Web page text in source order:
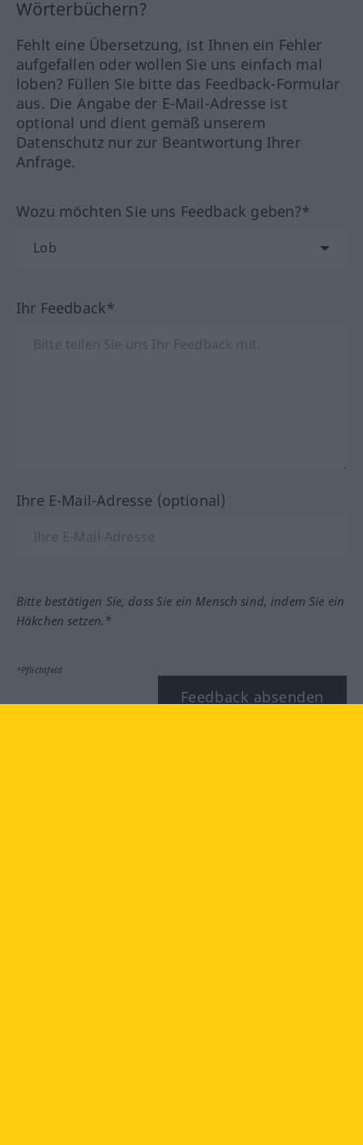
Wörterbüchern?
Fehlt eine Übersetzung, ist Ihnen ein Fehler
aufgefallen oder wollen Sie uns einfach mal
loben? Füllen Sie bitte das Feedback-Formular
aus. Die Angabe der E-Mail-Adresse ist
optional und dient gemäß unserem
Datenschutz nur zur Beantwortung Ihrer
Anfrage.
Wozu möchten Sie uns Feedback geben?*
Ihr Feedback*
Ihre E-Mail-Adresse (optional)
Bitte bestätigen Sie, dass Sie ein Mensch sind, indem Sie ein
Häkchen setzen.*
*Pflichtfeld
Feedback absenden